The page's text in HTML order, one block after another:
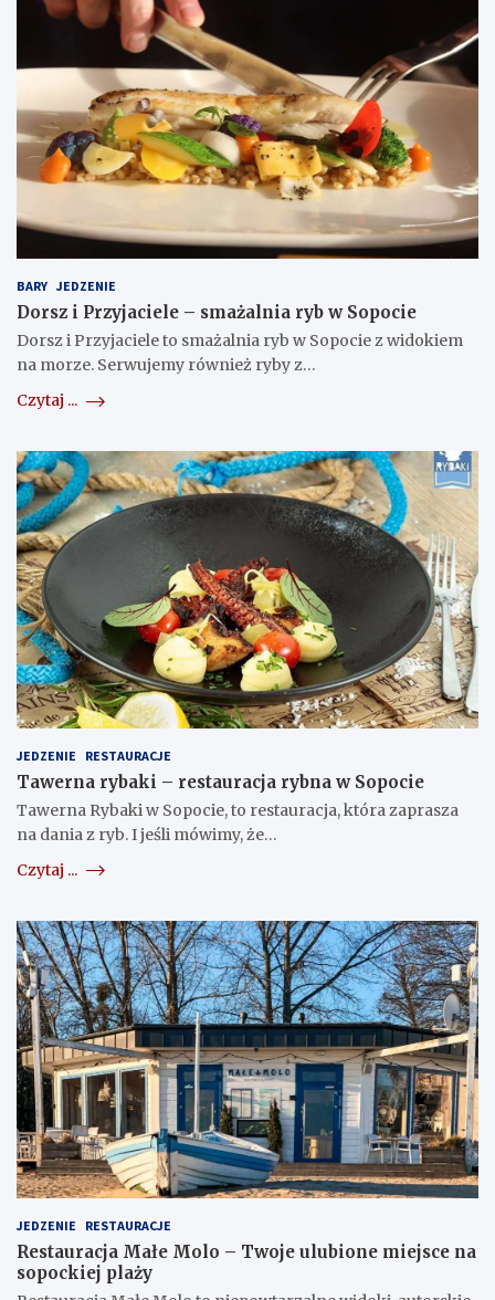
BARY JEDZENIE
Dorsz i Przyjaciele – smażalnia ryb w Sopocie
Dorsz i Przyjaciele to smażalnia ryb w Sopocie z widokiem
na morze. Serwujemy również ryby z…
Czytaj ...
JEDZENIE RESTAURACJE
Tawerna rybaki – restauracja rybna w Sopocie
Tawerna Rybaki w Sopocie, to restauracja, która zaprasza
na dania z ryb. I jeśli mówimy, że…
Czytaj ...
JEDZENIE RESTAURACJE
Restauracja Małe Molo – Twoje ulubione miejsce na
sopockiej plaży